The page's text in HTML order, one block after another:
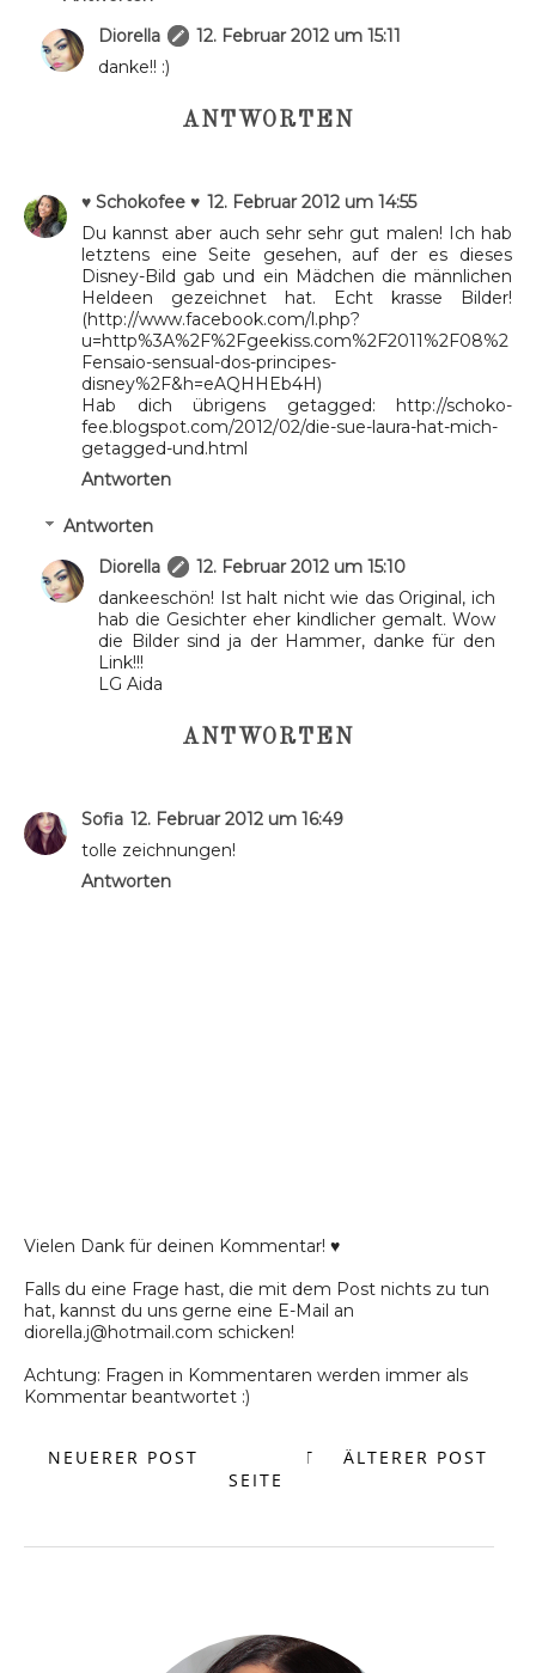
Diorella
12. Februar 2012 um 15:11
danke!! :)
ANTWORTEN
♥ Schokofee ♥ 12. Februar 2012 um 14:55
Du kannst aber auch sehr sehr gut malen! Ich hab
letztens eine Seite gesehen, auf der es dieses
Disney-Bild gab und ein Mädchen die männlichen
Heldeen gezeichnet hat. Echt krasse Bilder!
(http://www.facebook.com/l.php?
u=http%3A%2F%2Fgeekiss.com%2F2011%2F08%2
Fensaio-sensual-dos-principes-
disney%2F&h=eAQHHEb4H)
Hab dich übrigens getagged: http://schoko-
fee.blogspot.com/2012/02/die-sue-laura-hat-mich-
getagged-und.html
Antworten
Antworten
Diorella
12. Februar 2012 um 15:10
dankeeschön! Ist halt nicht wie das Original, ich
hab die Gesichter eher kindlicher gemalt. Wow
die Bilder sind ja der Hammer, danke für den
Link!!!
LG Aida
ANTWORTEN
Sofia 12. Februar 2012 um 16:49
tolle zeichnungen!
Antworten
Vielen Dank für deinen Kommentar! ♥
Falls du eine Frage hast, die mit dem Post nichts zu tun
hat, kannst du uns gerne eine E-Mail an
diorella.j@hotmail.com schicken!
Achtung: Fragen in Kommentaren werden immer als
Kommentar beantwortet :)
NEUERER POST ÄLTERER POST
START
SEITE